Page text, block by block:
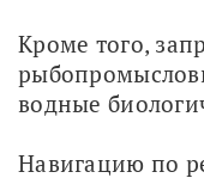
Кроме того,
водные
Навигацию по